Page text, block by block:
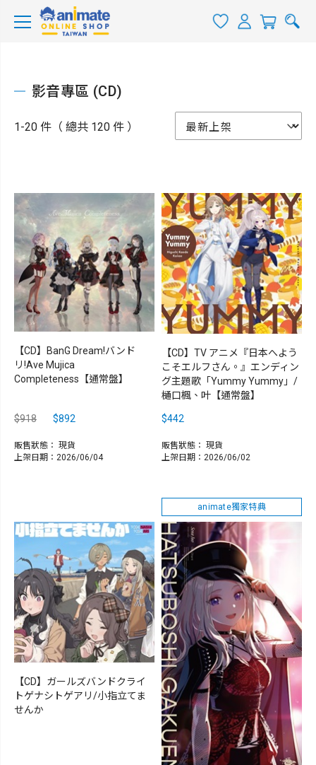
影音專區 (CD)
1-20 件（ 總共 120 件 ）
【CD】BanG Dream!バンド
リ!Ave Mujica
Completeness【通常盤】
$918 $892
販售狀態： 現貨
上架日期：2026/06/04
【CD】TV アニメ『日本へよう
こそエルフさん。』エンディン
グ主題歌「Yummy Yummy」/
樋口楓、叶【通常盤】
$442
販售狀態： 現貨
上架日期：2026/06/02
【CD】ガールズバンドクライ
トゲナシトゲアリ/小指立てま
せんか
animate獨家特典